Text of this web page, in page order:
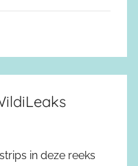
in deze reeks